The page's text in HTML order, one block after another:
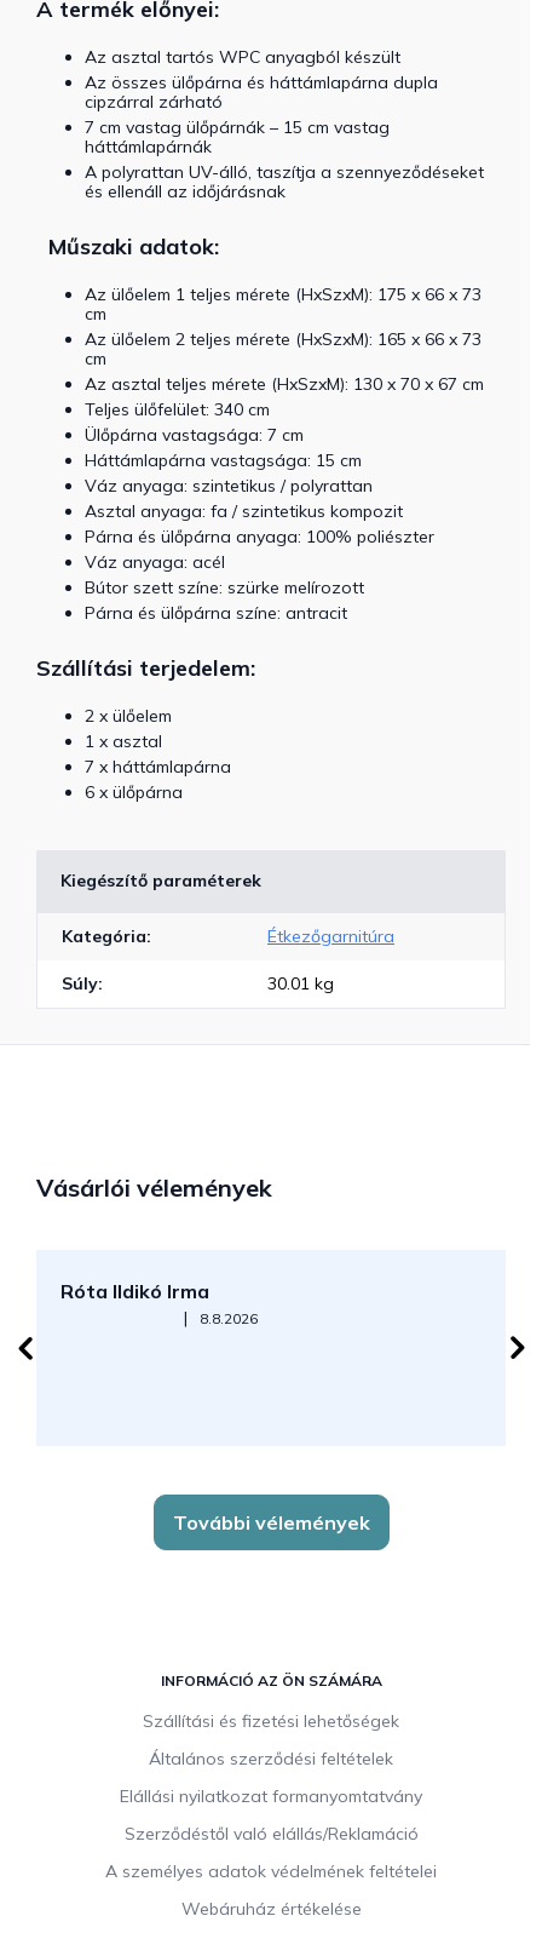
A termék előnyei:
Az asztal tartós WPC anyagból készült
Az összes ülőpárna és háttámlapárna dupla
cipzárral zárható
7 cm vastag ülőpárnák – 15 cm vastag
háttámlapárnák
A polyrattan UV-álló, taszítja a szennyeződéseket
és ellenáll az időjárásnak
Műszaki adatok:
Az ülőelem 1 teljes mérete (HxSzxM): 175 x 66 x 73
cm
Az ülőelem 2 teljes mérete (HxSzxM): 165 x 66 x 73
cm
Az asztal teljes mérete (HxSzxM): 130 x 70 x 67 cm
Teljes ülőfelület: 340 cm
Ülőpárna vastagsága: 7 cm
Háttámlapárna vastagsága: 15 cm
Váz anyaga: szintetikus / polyrattan
Asztal anyaga: fa / szintetikus kompozit
Párna és ülőpárna anyaga: 100% poliészter
Váz anyaga: acél
Bútor szett színe: szürke melírozott
Párna és ülőpárna színe: antracit
Szállítási terjedelem:
2 x ülőelem
1 x asztal
7 x háttámlapárna
6 x ülőpárna
Kiegészítő paraméterek
Kategória: Étkezőgarnitúra
Súly: 30.01 kg
Vásárlói vélemények
Róta Ildikó Irma
Az áruház értékelése 5-ből 5 csillag.
| 8.8.2026
További vélemények
INFORMÁCIÓ AZ ÖN SZÁMÁRA
Szállítási és fizetési lehetőségek
Általános szerződési feltételek
Elállási nyilatkozat formanyomtatvány
Szerződéstől való elállás/Reklamáció
A személyes adatok védelmének feltételei
Webáruház értékelése